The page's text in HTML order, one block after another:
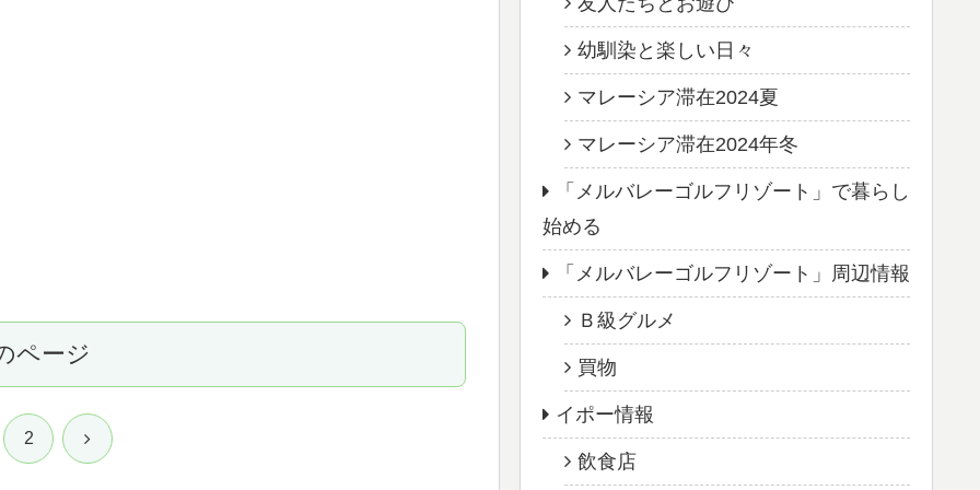
ページ
2 次
幼馴染と楽しい日々
マレーシア滞在2024夏
マレーシア滞在2024年冬
「メルバレーゴルフリゾート」で暮らし
始める
「メルバレーゴルフリゾート」周辺情報
Ｂ級グルメ
買物
イポー情報
飲食店